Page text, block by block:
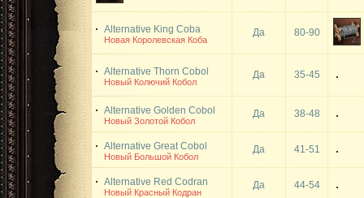
Alternative King Coba
Новая Королевская Коба
Да 80-90
Alternative Thorn Cobol
Новый Колючий Кобол
Да 35-45
Alternative Golden Cobol
Новый Золотой Кобол
Да 38-48
Alternative Great Cobol
Новый Большой Кобол
Да 41-51
Alternative Red Codran
Новый Красный Кодран
Да 44-54